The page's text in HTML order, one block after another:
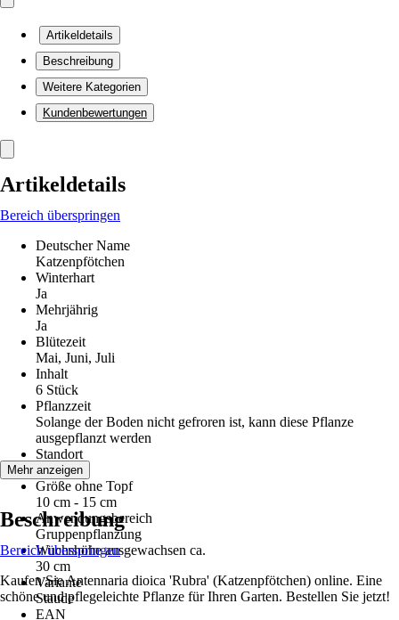
Artikeldetails
Beschreibung
Weitere Kategorien
Kundenbewertungen
Artikeldetails
Bereich überspringen
Deutscher Name
Katzenpfötchen
Winterhart
Ja
Mehrjährig
Ja
Blütezeit
Mai, Juni, Juli
Inhalt
6 Stück
Pflanzzeit
Solange der Boden nicht gefroren ist, kann diese Pflanze
ausgepflanzt werden
Standort
Sonne
Größe ohne Topf
10 cm - 15 cm
Anwendungsbereich
Gruppenpflanzung
Wuchshöhe ausgewachsen ca.
30 cm
Variante
Staude
EAN
Mehr anzeigen
Beschreibung
Bereich überspringen
Kaufen Sie Antennaria dioica 'Rubra' (Katzenpfötchen) online. Eine
schöne und pflegeleichte Pflanze für Ihren Garten. Bestellen Sie jetzt!